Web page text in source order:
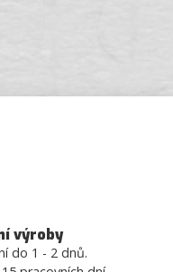
výroby
do 1 - 2 dnů.